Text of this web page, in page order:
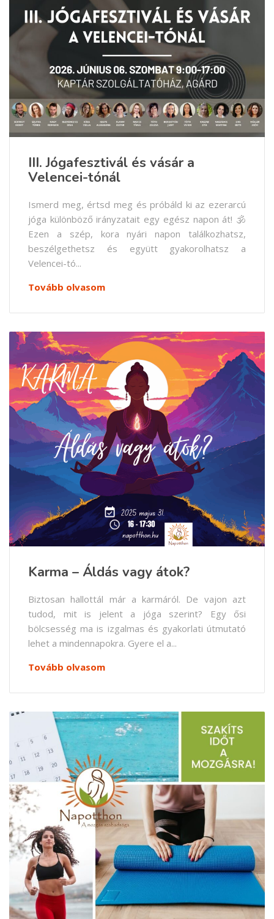
III. Jógafesztivál és vásár a
Velencei-tónál
Ismerd meg, értsd meg és próbáld ki az ezerarcú
jóga különböző irányzatait egy egész napon át! 🕉
Ezen a szép, kora nyári napon találkozhatsz,
beszélgethetsz és együtt gyakorolhatsz a
Velencei-tó...
Tovább olvasom
Karma – Áldás vagy átok?
Biztosan hallottál már a karmáról. De vajon azt
tudod, mit is jelent a jóga szerint? Egy ősi
bölcsesség ma is izgalmas és gyakorlati útmutató
lehet a mindennapokra. Gyere el a...
Tovább olvasom